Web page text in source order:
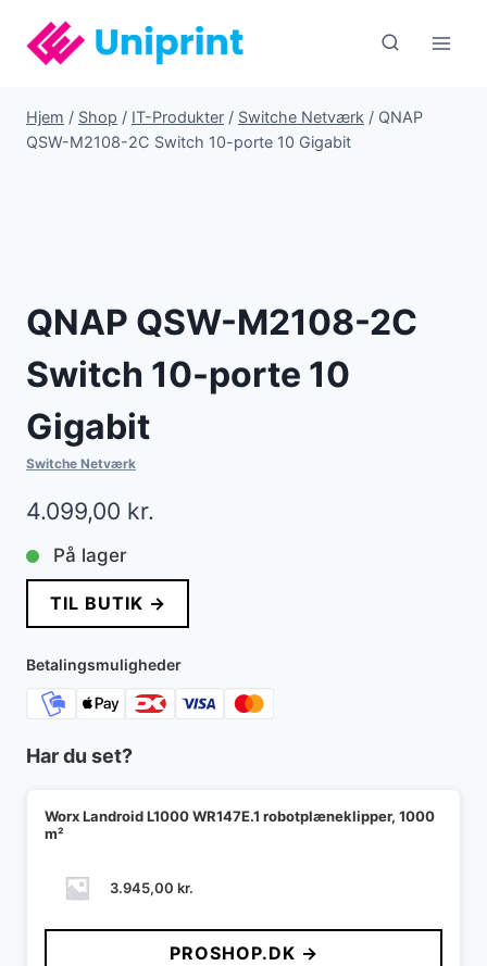
indhold
Hjem / Shop / IT-Produkter / Switche Netværk / QNAP
QSW-M2108-2C Switch 10-porte 10 Gigabit
QNAP QSW-M2108-2C
Switch 10-porte 10
Gigabit
Switche Netværk
4.099,00 kr.
På lager
TIL BUTIK →
Betalingsmuligheder
Har du set?
Worx Landroid L1000 WR147E.1 robotplæneklipper, 1000
m²
3.945,00 kr.
PROSHOP.DK →